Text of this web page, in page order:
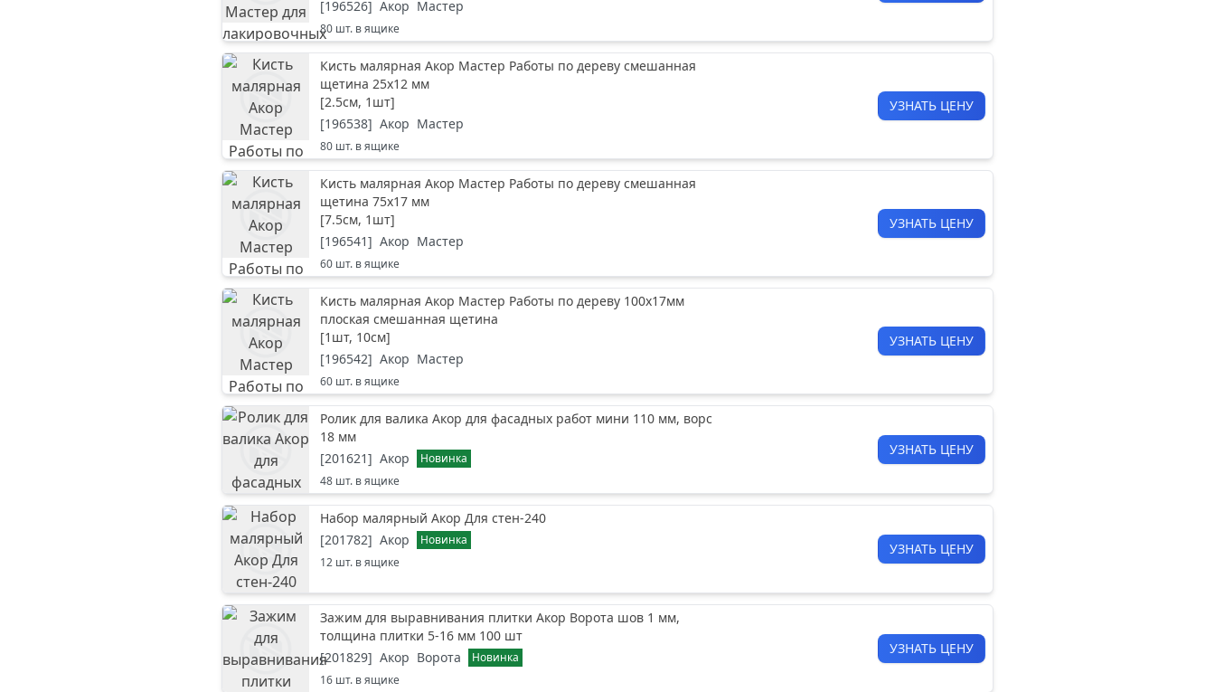
[196526] Акор Мастер
80 шт. в ящике
Кисть малярная Акор Мастер Работы по дереву смешанная
щетина 25х12 мм
[2.5см, 1шт]
[196538] Акор Мастер
80 шт. в ящике
УЗНАТЬ ЦЕНУ
Кисть малярная Акор Мастер Работы по дереву смешанная
щетина 75х17 мм
[7.5см, 1шт]
[196541] Акор Мастер
60 шт. в ящике
УЗНАТЬ ЦЕНУ
Кисть малярная Акор Мастер Работы по дереву 100х17мм
плоская смешанная щетина
[1шт, 10см]
[196542] Акор Мастер
60 шт. в ящике
УЗНАТЬ ЦЕНУ
Ролик для валика Акор для фасадных работ мини 110 мм, ворс
18 мм
[201621] Акор
Новинка
48 шт. в ящике
УЗНАТЬ ЦЕНУ
Набор малярный Акор Для стен-240
[201782] Акор
Новинка
12 шт. в ящике
УЗНАТЬ ЦЕНУ
Зажим для выравнивания плитки Акор Ворота шов 1 мм,
толщина плитки 5-16 мм 100 шт
[201829] Акор Ворота
Новинка
16 шт. в ящике
УЗНАТЬ ЦЕНУ